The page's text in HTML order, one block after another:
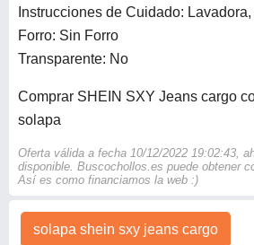
Instrucciones de Cuidado:
Forro: Sin Forro
Transparente: No
Comprar SHEIN SXY Jeans cargo
solapa
Oferta válida a fecha 10/12/2022 19:02:43,
disponible. Buscochollos.es puede obtener
Así es como financiamos la web :)
solapa shein sxy jeans cargo